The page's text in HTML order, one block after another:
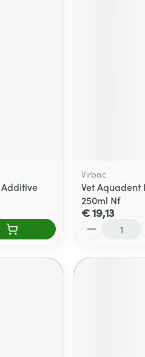
Virbac
Vet Aquadent
250ml Nf
€ 19,13